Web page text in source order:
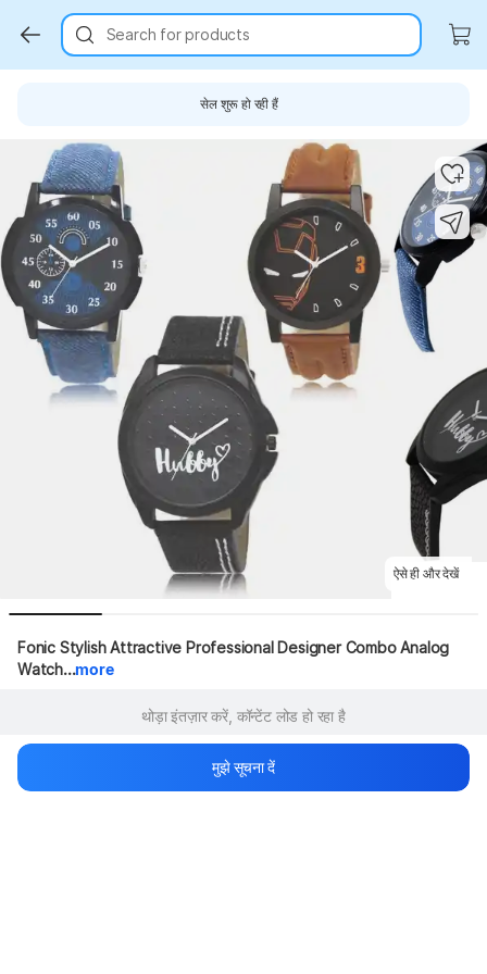
Search for products
सेल शुरू हो रही हैं
Key Highlights
ऐसे ही और देखें
Fonic Stylish Attractive Professional Designer Combo Analog
Watch...more
थोड़ा इंतज़ार करें, कॉन्टेंट लोड हो रहा है
मुझे सूचना दें